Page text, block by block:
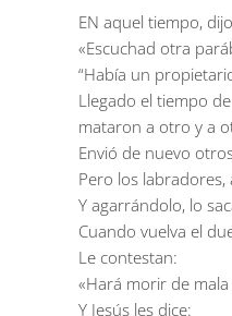
EN aquel tiempo,
«Escuchad otra
“Había un
Llegado el tiempo
mataron a otro y a
Envió de nuevo
Pero los labradores,
Y agarrándolo, lo
Cuando vuelva el
Le contestan:
«Hará morir de
Y Jesús les dice: